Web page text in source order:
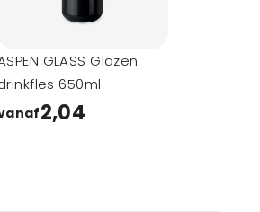
GLASS Glazen
650ml
2,04